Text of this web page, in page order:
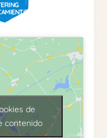
de
contenido